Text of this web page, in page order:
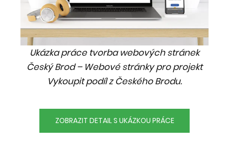
Ukázka práce tvorba webových stránek
Český Brod – Webové stránky pro projekt
Vykoupit podíl z Českého Brodu.
ZOBRAZIT DETAIL S UKÁZKOU PRÁCE